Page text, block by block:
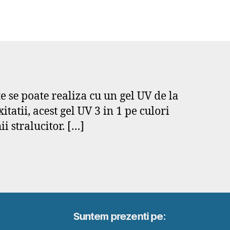
poate realiza cu un gel UV de la
acest gel UV 3 in 1 pe culori
stralucitor. […]
Suntem prezenti pe: